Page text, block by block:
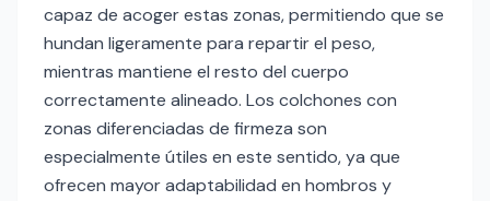
capaz de acoger estas zonas, permitiendo que se
hundan ligeramente para repartir el peso,
mientras mantiene el resto del cuerpo
correctamente alineado. Los colchones con
zonas diferenciadas de firmeza son
especialmente útiles en este sentido, ya que
ofrecen mayor adaptabilidad en hombros y